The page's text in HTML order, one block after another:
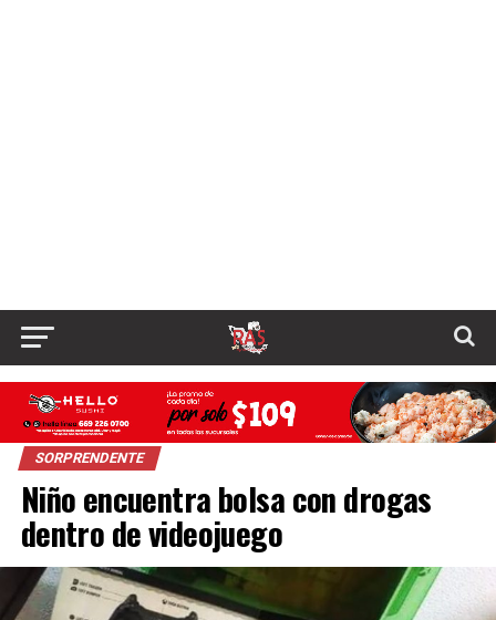
SORPRENDENTE
Niño encuentra bolsa con drogas
dentro de videojuego